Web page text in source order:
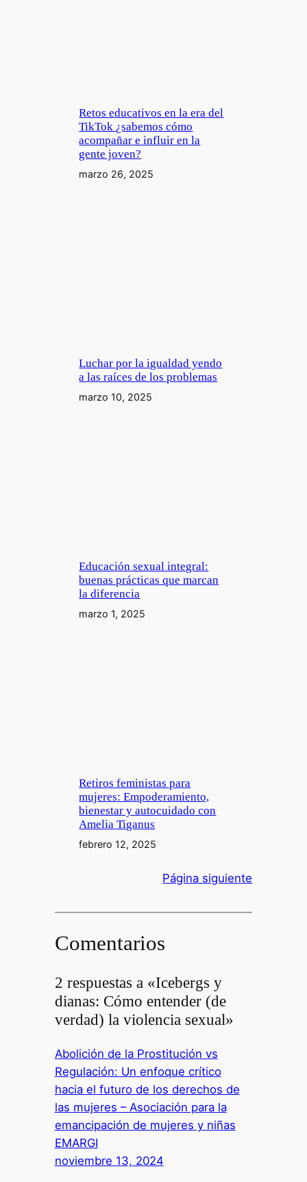
Retos educativos en la era del
TikTok ¿sabemos cómo
acompañar e influir en la
gente joven?
marzo 26, 2025
Luchar por la igualdad yendo
a las raíces de los problemas
marzo 10, 2025
Educación sexual integral:
buenas prácticas que marcan
la diferencia
marzo 1, 2025
Retiros feministas para
mujeres: Empoderamiento,
bienestar y autocuidado con
Amelia Tiganus
febrero 12, 2025
Página siguiente
Comentarios
2 respuestas a «Icebergs y
dianas: Cómo entender (de
verdad) la violencia sexual»
Abolición de la Prostitución vs
Regulación: Un enfoque crítico
hacia el futuro de los derechos de
las mujeres – Asociación para la
emancipación de mujeres y niñas
EMARGI
noviembre 13, 2024